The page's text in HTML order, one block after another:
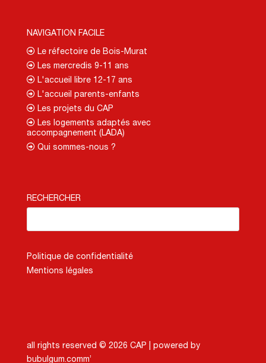
NAVIGATION FACILE
Le réfectoire de Bois-Murat
Les mercredis 9-11 ans
L'accueil libre 12-17 ans
L'accueil parents-enfants
Les projets du CAP
Les logements adaptés avec
accompagnement (LADA)
Qui sommes-nous ?
RECHERCHER
Politique de confidentialité
Mentions légales
all rights reserved © 2026 CAP | powered by
bubulgum.comm’